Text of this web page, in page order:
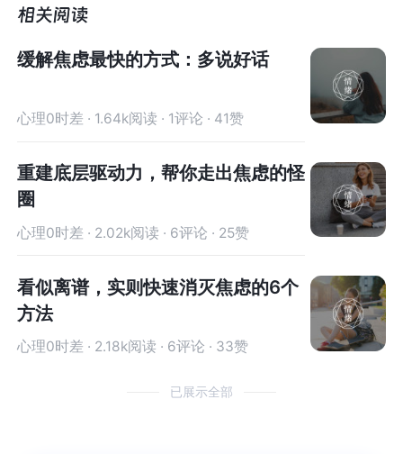
很多关系中都害怕不被别人喜欢，害怕被否定和被
给到她足够多的安抚、看见、理解、关怀和支持，
才逐渐走了出来。3.如何调整信念，补足内在的匮
乏感，提升自我价值感？信念，的确是一个很好的
抓手，调整了信念，就可以逐渐调整好状态。而要
核心认知，这需要去探索，一个很好的方式就是当
你有一些不好的感觉的时候，可以去觉察自己具体
是怎么想的，然后，把这些想法一个一个去列出
法不代表事实，我们要拿回自己的主导权，我们可
以选择自己的想法，用一些更有建设性的想法暗示
自己，经常练习，就可以调整信念，建立积极的思
和《认知疗法基础与应用》。关于匮乏感的部分，
关系中都害怕不被别人喜欢，害怕被否定和被抛
到她足够多的安抚、看见、理解、关怀和支持，才
逐渐走了出来。3.如何调整信念，补足内在的匮乏
感，提升自我价值感？信念，的确是一个很好的抓
手，调整了信念，就可以逐渐调整好状态。而要调
心认知，这需要去探索，一个很好的方式就是当你
有一些不好的感觉的时候，可以去觉察自己具体是
怎么想的，然后，把这些想法一个一个去列出来，
代表事实，我们要拿回自己的主导权，我们可以选
择自己的想法，用一些更有建设性的想法暗示自
己，经常练习，就可以调整信念，建立积极的思维
《认知疗法基础与应用》。关于匮乏感的部分，一
缓解焦虑最快的方式：多说好话
心理0时差 · 1.64k阅读 · 1评论 · 41赞
重建底层驱动力，帮你走出焦虑的怪
圈
心理0时差 · 2.02k阅读 · 6评论 · 25赞
看似离谱，实则快速消灭焦虑的6个
方法
心理0时差 · 2.18k阅读 · 6评论 · 33赞
已展示全部